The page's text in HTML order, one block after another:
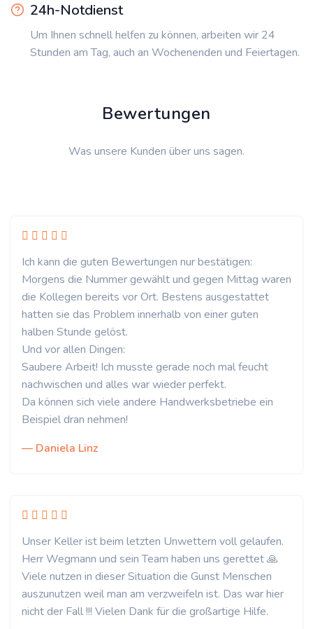
24h-Notdienst
Um Ihnen schnell helfen zu können, arbeiten wir 24
Stunden am Tag, auch an Wochenenden und Feiertagen.
Bewertungen
Was unsere Kunden über uns sagen.
Ich kann die guten Bewertungen nur bestätigen:
Morgens die Nummer gewählt und gegen Mittag waren
die Kollegen bereits vor Ort. Bestens ausgestattet
hatten sie das Problem innerhalb von einer guten
halben Stunde gelöst.
Und vor allen Dingen:
Saubere Arbeit! Ich musste gerade noch mal feucht
nachwischen und alles war wieder perfekt.
Da können sich viele andere Handwerksbetriebe ein
Beispiel dran nehmen!
— Daniela Linz
Unser Keller ist beim letzten Unwettern voll gelaufen.
Herr Wegmann und sein Team haben uns gerettet 🙏
Viele nutzen in dieser Situation die Gunst Menschen
auszunutzen weil man am verzweifeln ist. Das war hier
nicht der Fall !!! Vielen Dank für die großartige Hilfe.